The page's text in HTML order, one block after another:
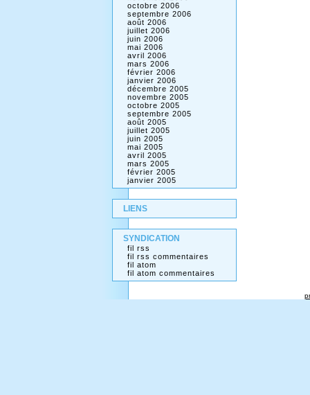
octobre 2006
septembre 2006
août 2006
juillet 2006
juin 2006
mai 2006
avril 2006
mars 2006
février 2006
janvier 2006
décembre 2005
novembre 2005
octobre 2005
septembre 2005
août 2005
juillet 2005
juin 2005
mai 2005
avril 2005
mars 2005
février 2005
janvier 2005
LIENS
SYNDICATION
fil rss
fil rss commentaires
fil atom
fil atom commentaires